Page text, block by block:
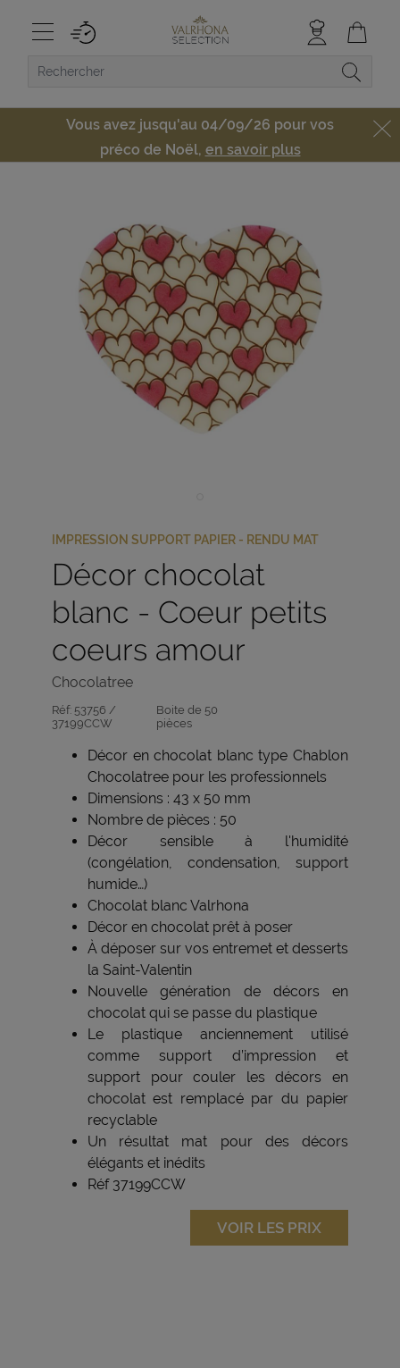
Vous avez jusqu'au 04/09/26 pour vos
préco de Noël, en savoir plus
IMPRESSION SUPPORT PAPIER - RENDU MAT
Décor chocolat
blanc - Coeur petits
coeurs amour
Chocolatree
Réf: 53756 /
37199CCW
Boite de 50
pièces
Décor en chocolat blanc type Chablon
Chocolatree pour les professionnels
Dimensions : 43 x 50 mm
Nombre de pièces : 50
Décor sensible à l'humidité
(congélation, condensation, support
humide…)
Chocolat blanc Valrhona
Décor en chocolat prêt à poser
À déposer sur vos entremet et desserts
la Saint-Valentin
Nouvelle génération de décors en
chocolat qui se passe du plastique
Le plastique anciennement utilisé
comme support d’impression et
support pour couler les décors en
chocolat est remplacé par du papier
recyclable
Un résultat mat pour des décors
élégants et inédits
Réf 37199CCW
VOIR LES PRIX